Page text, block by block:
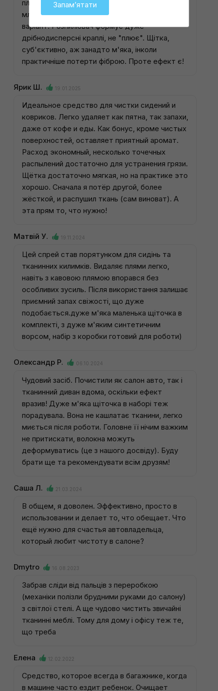
плямами не справиться повністю, але як
мльтернативна повноцінній хімчистці - чудовий
варіант. Розпилювач формує дуже
дрібнодисперсні краплі, не "плює". Щітка,
суб'єктивно, аж занадто м'яка, інколи
практичніше потерти фіброю. Проте ефект є!
Ярик Ш. 19.01.2025
Идеальное средство для чистки сидений и
ковриков. Легко удаляет как пятна, так запахи,
даже от кофе и еды. Как бонус, кроме чистых
поверхностей, оставляет приятный аромат.
Расход экономный, несколько точечных
распылений достаточно для устранения грязи.
Щётка достаточно мягкая, но на практике это
хорошо. Сначала я потёр другой, более
жёсткой, и распушил ткань (сам виноват). А
эта прям то, что нужно!
Матвій У. 19.11.2024
Цей спрей став порятунком для сидінь та
тканинних килимків. Видаляє плями легко,
навіть з кавовою плямою впорався без
особливих зусиль. Після використання залишає
приємний запах свіжості, що дуже
подобається.дуже м'яка маленька щіточка в
комплекті, з дуже м'яким синтетичним
ворсом, набір з коробки готовий для роботи)
Олександр Р. 06.10.2024
Чудовий засіб. Почистили як салон авто, так і
тканинний диван вдома, оскільки ефект
вразив! Дуже м'яка щіточка в наборі теж
порадувала. Вона не кашлатає тканини, легко
миється після роботи. Головне її нічим важким
не притискати, волокна можуть
деформуватись (це з нашого досвіду). Буду
брати ще та рекомендувати всім друзям!
Саша Л. 21.03.2024
В общем, я доволен. Эффективно, просто в
использовании и делает то, что обещает. Что
ещё нужно для счастья автовладельца,
который любит чистоту в салоне?
Dmytro 16.08.2023
Забрав сліди від пальців з переробкою
(механіки полізли брудними руками до салону)
з світлої стелі. А ще чудово чистить звичайні
тканинні меблі. Тому для дому і офісу теж те,
що треба
Елена 12.02.2022
Средство, которое всегда в багажнике, когда
в машине часто ездит ребенок. Очищает
Запамʼятати